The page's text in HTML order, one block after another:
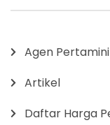
Agen Pertamini
Artikel
Daftar Harga